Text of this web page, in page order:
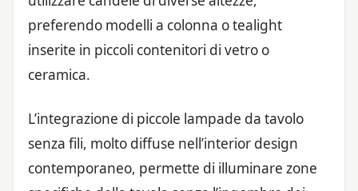
preferendo modelli a colonna o tealight
inserite in piccoli contenitori di vetro o
ceramica.
L’integrazione di piccole lampade da tavolo
senza fili, molto diffuse nell’interior design
contemporaneo, permette di illuminare zone